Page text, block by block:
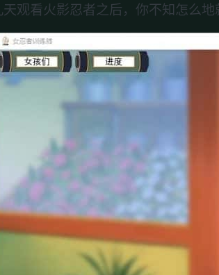
观看火影忍者之后，你不知怎么地